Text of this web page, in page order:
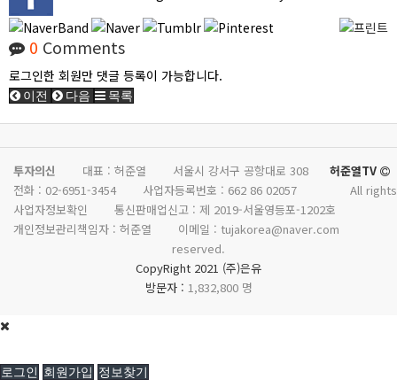
0 Comments
로그인한 회원만 댓글 등록이 가능합니다.
이전 다음 목록
투자의신 대표 : 허준열
서울시 강서구 공항대로 308
전화 : 02-6951-3454 사업자등록번호 : 662 86 02057
사업자정보확인
통신판매업신고 : 제 2019-서울영등포-1202호
개인정보관리책임자 : 허준열
이메일 : tujakorea@naver.com
허준열TV
All rights
reserved.
CopyRight 2021 (주)은유
방문자 : 1,832,800 명
로그인 회원가입 정보찾기